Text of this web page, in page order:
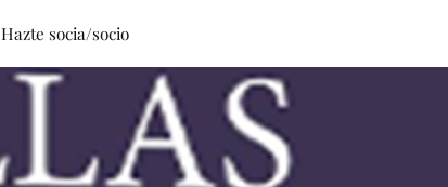
Hazte socia/socio